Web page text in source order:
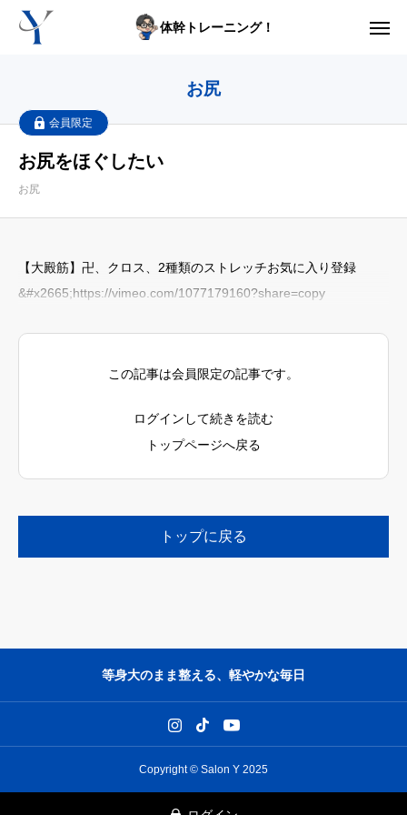
体幹トレーニング！
お尻
会員限定
お尻をほぐしたい
お尻
【大殿筋】卍、クロス、2種類のストレッチお気に入り登録
&#x2665;https://vimeo.com/1077179160?share=copy
この記事は会員限定の記事です。
ログインして続きを読む
トップページへ戻る
トップに戻る
等身大のまま整える、軽やかな毎日
Copyright © Salon Y 2025
体型の悩み動画集
ライブレッスン
入会方法
トップ画面ガイド